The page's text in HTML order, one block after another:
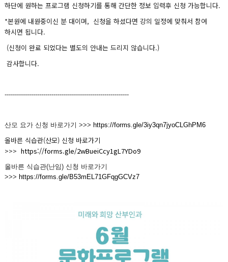
하단에 원하는 프로그램 신청하기를 통해 간단한 정보 입력후 신청 가능합니다.
*본원에 내원중이신 분 대이며, 신청을 하셨다면 강의 일정에 맞춰서 참여
하시면 됩니다.
(신청이 완료 되었다는 별도의 안내는 드리지 않습니다.)
감사합니다.
-------------------------------------------------------------
산모 요가 신청 바로가기 >>> https://forms.gle/3iy3qn7jyoCLGhPM6
올바른 식습관(산모) 신청 바로가기
>>>https://forms.gle/2wBueiCcy1gL7YDo9
올바른 식습관(난임) 신청 바로가기
>>> https://forms.gle/B53mEL71GFqgGCVz7